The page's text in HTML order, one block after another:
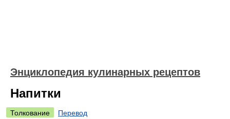
Энциклопедия кулинарных рецептов
Напитки
Толкование
Перевод